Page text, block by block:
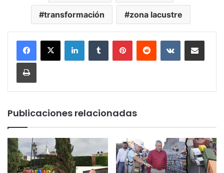
transformación zona lacustre
LinkedInTumblr PinterestReddit VKontakteCompartir por
Imprimir
Publicaciones relacionadas